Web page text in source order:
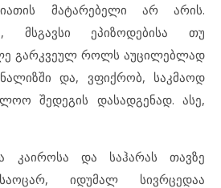
მატარებელი არ არის.
მსგავსი ეპიზოდებისა თუ
გარკვეულ როლს აუცილებლად
და, ვფიქრობ, საკმაოდ
შედეგის დასადგენად. ასე,
კაიროსა და საჰარას თავზე
იდუმალ სივრცედაა